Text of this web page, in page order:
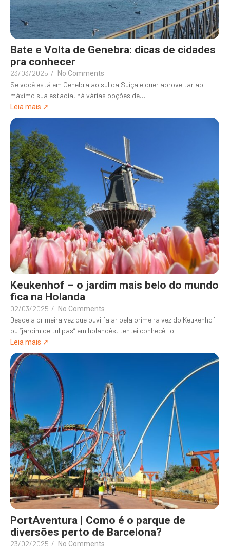
Bate e Volta de Genebra: dicas de cidades
pra conhecer
23/03/2025 / No Comments
Se você está em Genebra ao sul da Suíça e quer aproveitar ao
máximo sua estadia, há várias opções de…
Leia mais ➚
Keukenhof – o jardim mais belo do mundo
fica na Holanda
02/03/2025 / No Comments
Desde a primeira vez que ouvi falar pela primeira vez do Keukenhof
ou “jardim de tulipas” em holandês, tentei conhecê-lo…
Leia mais ➚
PortAventura | Como é o parque de
diversões perto de Barcelona?
23/02/2025 / No Comments